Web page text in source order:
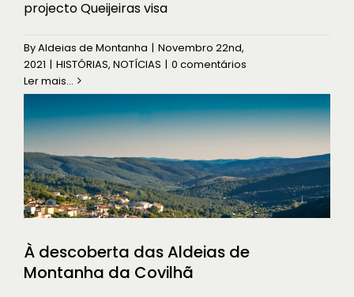
projecto Queijeiras visa
ByAldeias de Montanha | Novembro 22nd,
2021 | HISTÓRIAS, NOTÍCIAS | 0 comentários
Ler mais...
Montanha da Covilhã
À DESCOBERTA
À descoberta das Aldeias de
Montanha da Covilhã